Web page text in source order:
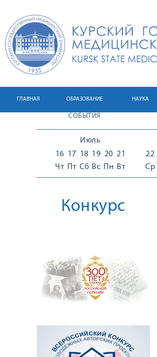
ГЛАВНАЯ ОБРАЗОВАНИЕ НАУКА
СОБЫТИЯ
Июль
16
Чт
17
Пт
18
Сб
19
Вс
20
Пн
21
Вт
22
Ср
Конкурс